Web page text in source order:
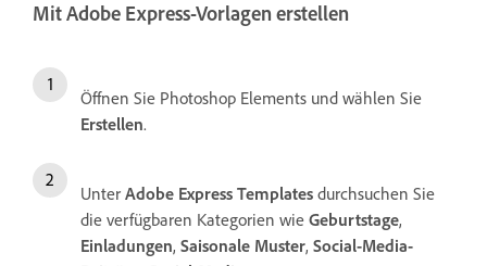
Mit Adobe Express-Vorlagen erstellen
Öffnen Sie Photoshop Elements und wählen Sie
Erstellen.
Unter Adobe Express Templates durchsuchen Sie
die verfügbaren Kategorien wie Geburtstage,
Einladungen, Saisonale Muster, Social-Media-